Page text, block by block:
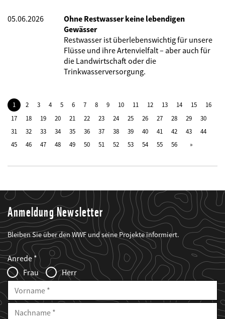
05.06.2026
Ohne Restwasser keine lebendigen
Gewässer
Restwasser ist überlebenswichtig für unsere
Flüsse und ihre Artenvielfalt – aber auch für
die Landwirtschaft oder die
Trinkwasserversorgung.
1 2 3 4 5 6 7 8 9 10 11 12 13 14 15
16
17
18 19 20 21 22 23 24 25 26 27 28 29
30
31
32 33 34 35 36 37 38 39 40 41 42 43
44
45
46 47 48 49 50 51 52 53 54 55 56
Anmeldung Newsletter
Bleiben Sie über den WWF und seine Projekte informiert.
Web2Case
Infofelder
Fieldset
anrede_name
Anrede
Frau
Herr
Vorname
Nachname